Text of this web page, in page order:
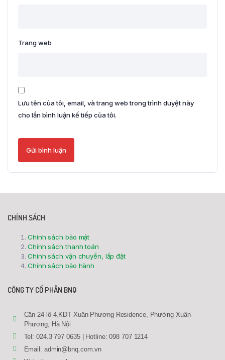
Trang web
Lưu tên của tôi, email, và trang web trong trình duyệt này
cho lần bình luận kế tiếp của tôi.
CHÍNH SÁCH
Chính sách bảo mật
Chính sách thanh toán
Chính sách vận chuyển, lắp đặt
Chính sách bảo hành
CÔNG TY CỔ PHẦN BNQ
Căn 24 lô 4,KĐT Xuân Phương Residence, Phường Xuân
Phương, Hà Nội
Tel: 024.3 797 0635 | Hotline: 098 707 1214
Email: admin@bnq.com.vn